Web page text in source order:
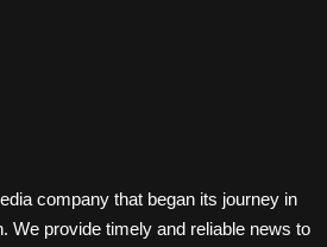
company that began its journey in
We provide timely and reliable news to